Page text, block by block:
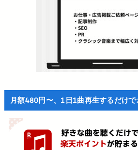
月額480円〜、1日1曲再生するだけで